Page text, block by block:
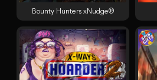
Bounty Hunters xNudge®